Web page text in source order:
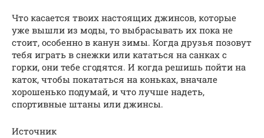
Что касается твоих настоящих джинсов, которые
уже вышли из моды, то выбрасывать их пока не
стоит, особенно в канун зимы. Когда друзья позовут
тебя играть в снежки или кататься на санках с
горки, они тебе сгодятся. И когда решишь пойти на
каток, чтобы покататься на коньках, вначале
хорошенько подумай, и что лучше надеть,
спортивные штаны или джинсы.
Источник